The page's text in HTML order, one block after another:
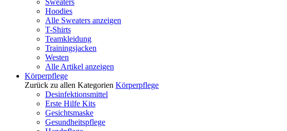
Sweaters
Hoodies
Alle Sweaters anzeigen
T-Shirts
Teamkleidung
Trainingsjacken
Westen
Alle Artikel anzeigen
Körperpflege
Zurück zu allen Kategorien Körperpflege
Desinfektionsmittel
Erste Hilfe Kits
Gesichtsmaske
Gesundheitspflege